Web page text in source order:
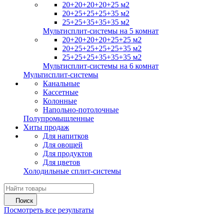
20+20+20+20+25 м2
20+25+25+25+35 м2
25+25+35+35+35 м2
Мультисплит-системы на 5 комнат
20+20+20+20+25+25 м2
20+25+25+25+25+35 м2
25+25+25+35+35+35 м2
Мультисплит-системы на 6 комнат
Мультисплит-системы
Канальные
Кассетные
Колонные
Напольно-потолочные
Полупромышленные
Хиты продаж
Для напитков
Для овощей
Для продуктов
Для цветов
Холодильные сплит-системы
Поиск
Посмотреть все результаты